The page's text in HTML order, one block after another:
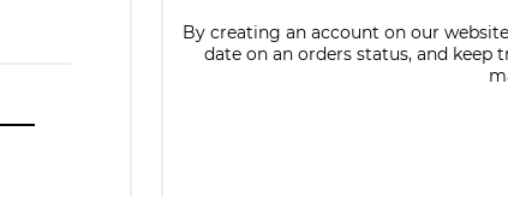
By creating an account on our
date on an orders status, and keep